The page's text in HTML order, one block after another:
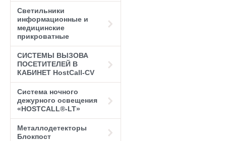
Светильники
информационные и
медицинские
прикроватные
СИСТЕМЫ ВЫЗОВА
ПОСЕТИТЕЛЕЙ В
КАБИНЕТ HostCall-CV
Система ночного
дежурного освещения
«HOSTCALL®-LT»
Металлодетекторы
Блокпост